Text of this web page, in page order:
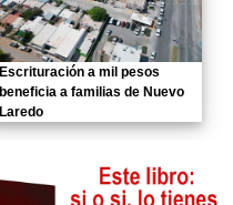
Escrituración a mil pesos
beneficia a familias de Nuevo
Laredo